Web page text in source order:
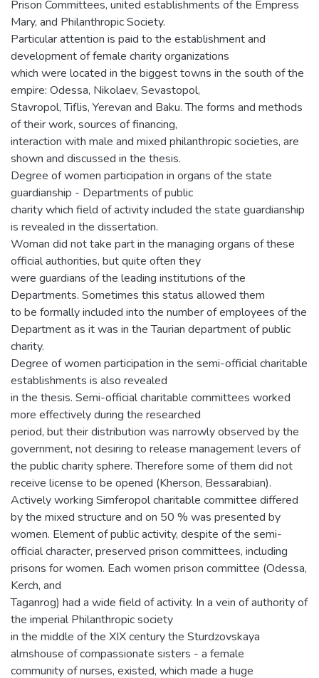
Prison Committees, united establishments of the Empress
Mary, and Philanthropic Society.
Particular attention is paid to the establishment and
development of female charity organizations
which were located in the biggest towns in the south of the
empire: Odessa, Nikolaev, Sevastopol,
Stavropol, Tiflis, Yerevan and Baku. The forms and methods
of their work, sources of financing,
interaction with male and mixed philanthropic societies, are
shown and discussed in the thesis.
Degree of women participation in organs of the state
guardianship - Departments of public
charity which field of activity included the state guardianship
is revealed in the dissertation.
Woman did not take part in the managing organs of these
official authorities, but quite often they
were guardians of the leading institutions of the
Departments. Sometimes this status allowed them
to be formally included into the number of employees of the
Department as it was in the Taurian department of public
charity.
Degree of women participation in the semi-official charitable
establishments is also revealed
in the thesis. Semi-official charitable committees worked
more effectively during the researched
period, but their distribution was narrowly observed by the
government, not desiring to release management levers of
the public charity sphere. Therefore some of them did not
receive license to be opened (Kherson, Bessarabian).
Actively working Simferopol charitable committee differed
by the mixed structure and on 50 % was presented by
women. Element of public activity, despite of the semi-
official character, preserved prison committees, including
prisons for women. Each women prison committee (Odessa,
Kerch, and
Taganrog) had a wide field of activity. In a vein of authority of
the imperial Philanthropic society
in the middle of the XIX century the Sturdzovskaya
almshouse of compassionate sisters - a female
community of nurses, existed, which made a huge